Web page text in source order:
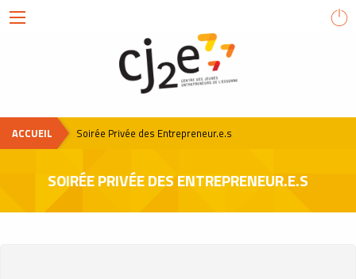
de
ACCUEIL Soirée Privée des Entrepreneur.e.s
SOIRÉE PRIVÉE DES ENTREPRENEUR.E.S